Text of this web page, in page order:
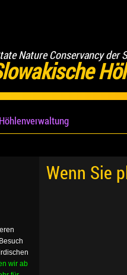
Nature Conservancy der
Wenn Sie
wir ab